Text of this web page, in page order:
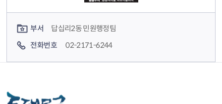
부서
답십리2동 민원행정팀
전화번호
02-2171-6244